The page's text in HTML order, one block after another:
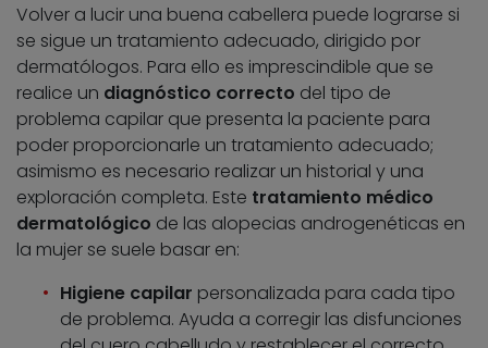
Volver a lucir una buena cabellera puede lograrse si
se sigue un tratamiento adecuado, dirigido por
dermatólogos. Para ello es imprescindible que se
realice un diagnóstico correcto del tipo de
problema capilar que presenta la paciente para
poder proporcionarle un tratamiento adecuado;
asimismo es necesario realizar un historial y una
exploración completa. Este tratamiento médico
dermatológico de las alopecias androgenéticas en
la mujer se suele basar en:
Higiene capilar personalizada para cada tipo
de problema. Ayuda a corregir las disfunciones